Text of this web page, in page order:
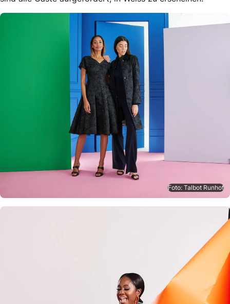
Foto: Talbot Runhof